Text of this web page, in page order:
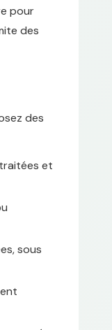
pour
des
des
et
sous